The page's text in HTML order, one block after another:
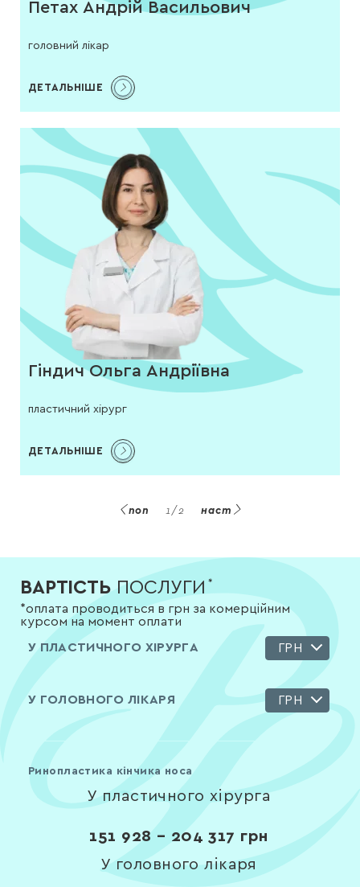
Петах Андрій Васильович
головний лікар
ДЕТАЛЬНІШЕ
Гіндич Ольга Андріївна
пластичний хірург
ДЕТАЛЬНІШЕ
поп 1/2 наст
ВАРТІСТЬПОСЛУГИ *
*оплата проводиться в грн за комерційним
курсом на момент оплати
У ПЛАСТИЧНОГО ХІРУРГА
ГРН
У ГОЛОВНОГО ЛІКАРЯ ГРН
Ринопластика кінчика носа
У пластичного хірурга
151 928 – 204 317 грн
У головного лікаря